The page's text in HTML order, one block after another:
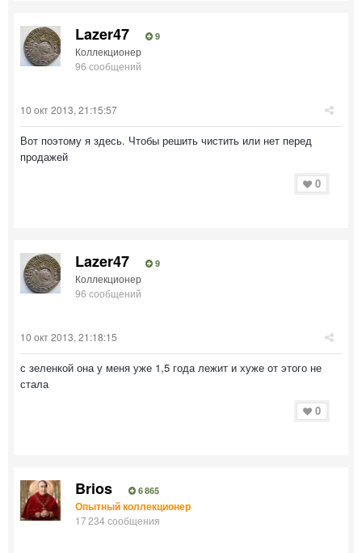
Lazer47 9
Коллекционер
96 сообщений
10 окт 2013, 21:15:57
Вот поэтому я здесь. Чтобы решить чистить или нет перед
продажей
0
Lazer47 9
Коллекционер
96 сообщений
10 окт 2013, 21:18:15
с зеленкой она у меня уже 1,5 года лежит и хуже от этого не
стала
0
Brios 6 865
Опытный коллекционер
17 234 сообщения